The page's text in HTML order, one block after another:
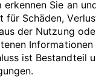
Sie an
für Schäden,
der Nutzung
Informationen
ist Bestandteil